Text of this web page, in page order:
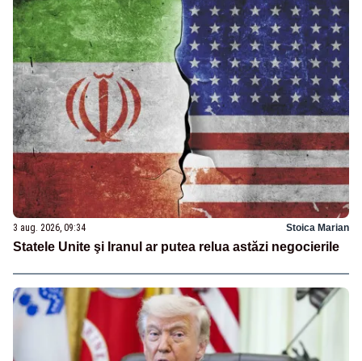
3 aug. 2026, 09:34 Stoica Marian
Statele Unite şi Iranul ar putea relua astăzi negocierile